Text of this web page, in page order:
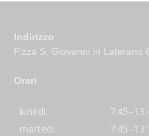
Indirizzo
P.zza S. Giovanni in Laterano
Orari
lunedi:
martedi: